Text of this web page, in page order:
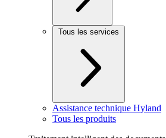
Tous les services
Assistance technique Hyland
Tous les produits